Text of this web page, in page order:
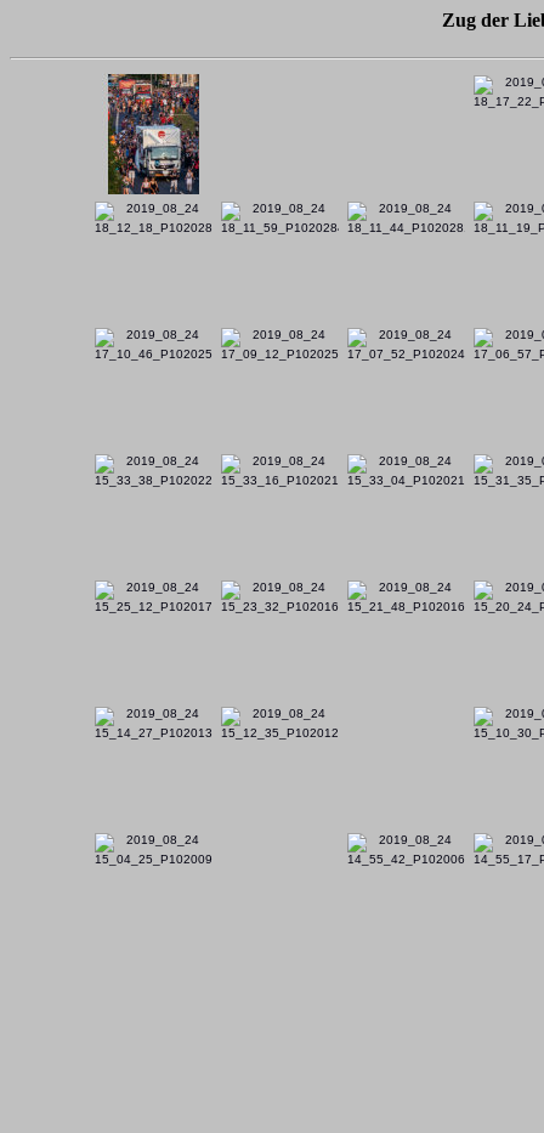
Zug der